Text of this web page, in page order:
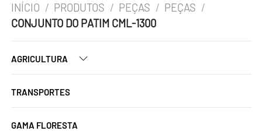
INÍCIO / PRODUTOS / PEÇAS / PEÇAS /
CONJUNTO DO PATIM CML-1300
AGRICULTURA
TRANSPORTES
GAMA FLORESTA